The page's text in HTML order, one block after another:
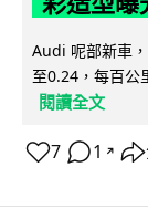
Audi 呢部新車
至0.24，每百公
閱讀全文
7 1 ↗